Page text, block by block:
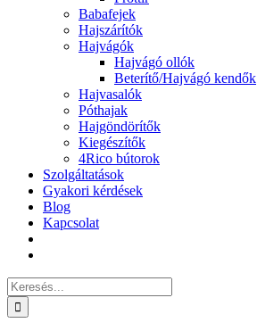
Babafejek
Hajszárítók
Hajvágók
Hajvágó ollók
Beterítő/Hajvágó kendők
Hajvasalók
Póthajak
Hajgöndörítők
Kiegészítők
4Rico bútorok
Szolgáltatások
Gyakori kérdések
Blog
Kapcsolat
Keresés...